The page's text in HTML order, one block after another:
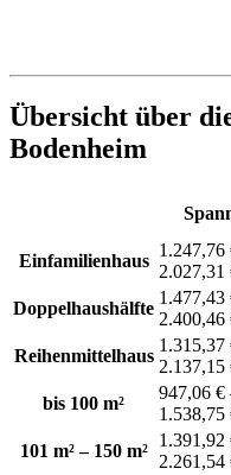
Übersicht über
Bodenheim
Einfamilienhaus
1.247,76
2.027,31
Doppelhaushälfte
1.477,43
2.400,46
Reihenmittelhaus
1.315,37
2.137,15
bis 100 m²
947,06 €
1.538,75
101 m² – 150 m²
1.391,92
2.261,54